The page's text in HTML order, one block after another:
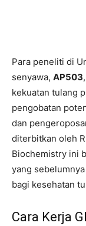
Para peneliti di
senyawa, AP503
kekuatan tulang
pengobatan
dan
diterbitkan oleh
Biochemistry ini
yang
bagi kesehatan
Cara Kerja